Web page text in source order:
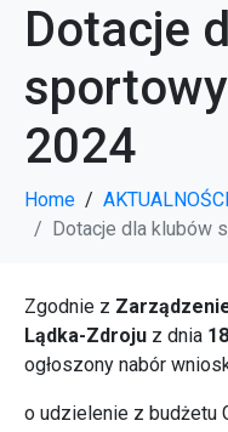
Dotacje
2024
Home AKTUALNOŚCI
Dotacje dla klubów
Zgodnie z
Lądka-Zdroju z dnia
ogłoszony nabór
o udzielenie z budżetu